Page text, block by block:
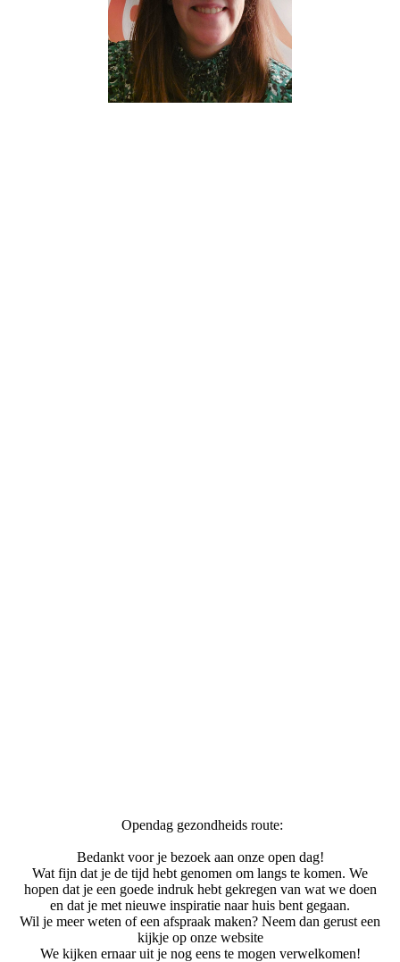
Opendag gezondheids route:
Bedankt voor je bezoek aan onze open dag!
Wat fijn dat je de tijd hebt genomen om langs te komen. We
hopen dat je een goede indruk hebt gekregen van wat we doen
en dat je met nieuwe inspiratie naar huis bent gegaan.
Wil je meer weten of een afspraak maken? Neem dan gerust een
kijkje op onze website
We kijken ernaar uit je nog eens te mogen verwelkomen!